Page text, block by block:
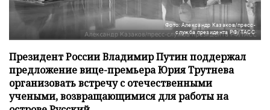
Фото: Александр Казаков/пресс-
служба президента РФ/ТАСС
Президент России Владимир Путин поддержал
предложение вице-премьера Юрия Трутнева
организовать встречу с отечественными
учеными, возвращающимися для работы на